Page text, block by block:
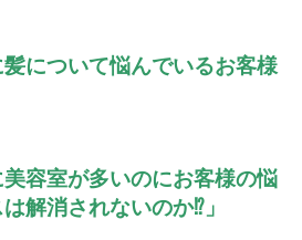
髪について悩んでいるお客様
美容室が多いのにお客様の悩
解消されないのか⁉」